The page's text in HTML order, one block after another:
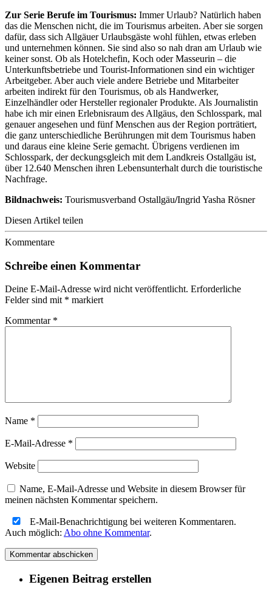
Zur Serie Berufe im Tourismus: Immer Urlaub? Natürlich haben
das die Menschen nicht, die im Tourismus arbeiten. Aber sie sorgen
dafür, dass sich Allgäuer Urlaubsgäste wohl fühlen, etwas erleben
und unternehmen können. Sie sind also so nah dran am Urlaub wie
keiner sonst. Ob als Hotelchefin, Koch oder Masseurin – die
Unterkunftsbetriebe und Tourist-Informationen sind ein wichtiger
Arbeitgeber. Aber auch viele andere Betriebe und Mitarbeiter
arbeiten indirekt für den Tourismus, ob als Handwerker,
Einzelhändler oder Hersteller regionaler Produkte. Als Journalistin
habe ich mir einen Erlebnisraum des Allgäus, den Schlosspark, mal
genauer angesehen und fünf Menschen aus der Region porträtiert,
die ganz unterschiedliche Berührungen mit dem Tourismus haben
und daraus eine kleine Serie gemacht. Übrigens verdienen im
Schlosspark, der deckungsgleich mit dem Landkreis Ostallgäu ist,
über 12.640 Menschen ihren Lebensunterhalt durch die touristische
Nachfrage.
Bildnachweis: Tourismusverband Ostallgäu/Ingrid Yasha Rösner
Diesen Artikel teilen
Kommentare
Schreibe einen Kommentar
Deine E-Mail-Adresse wird nicht veröffentlicht. Erforderliche
Felder sind mit * markiert
Kommentar *
Name *
E-Mail-Adresse *
Website
Name, E-Mail-Adresse und Website in diesem Browser für
meinen nächsten Kommentar speichern.
E-Mail-Benachrichtigung bei weiteren Kommentaren.
Auch möglich: Abo ohne Kommentar.
Eigenen Beitrag erstellen